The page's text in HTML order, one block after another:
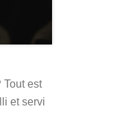
Tout est
et servi